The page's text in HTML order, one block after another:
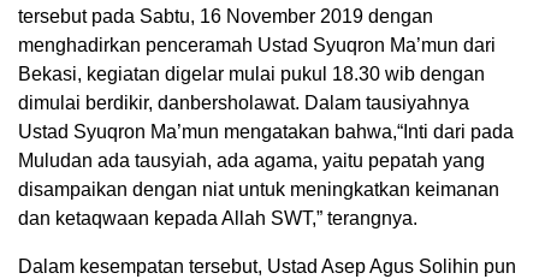
tersebut pada Sabtu, 16 November 2019 dengan
menghadirkan penceramah Ustad Syuqron Ma’mun dari
Bekasi, kegiatan digelar mulai pukul 18.30 wib dengan
dimulai berdikir, danbersholawat. Dalam tausiyahnya
Ustad Syuqron Ma’mun mengatakan bahwa,“Inti dari pada
Muludan ada tausyiah, ada agama, yaitu pepatah yang
disampaikan dengan niat untuk meningkatkan keimanan
dan ketaqwaan kepada Allah SWT,” terangnya.
Dalam kesempatan tersebut, Ustad Asep Agus Solihin pun